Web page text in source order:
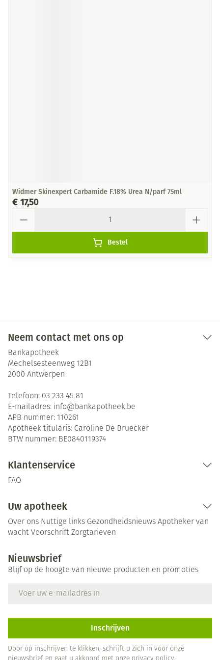
Widmer Skinexpert Carbamide F.18% Urea N/parf 75ml
€ 17,50
Bestel
Neem contact met ons op
Bankapotheek
Mechelsesteenweg 12B1
2000 Antwerpen
Telefoon: 03 233 45 81
E-mailadres: info@bankapotheek.be
APB nummer: 110261
Apotheek titularis: Caroline De Bruecker
BTW nummer: BE0840119374
Klantenservice
FAQ
Uw apotheek
Over ons Nuttige links Gezondheidsnieuws Apotheker van
wacht Voorschrift Zorgtarieven
Nieuwsbrief
Blijf op de hoogte van nieuwe producten en promoties
Inschrijven
Door op inschrijven te klikken, schrijft u zich in voor onze